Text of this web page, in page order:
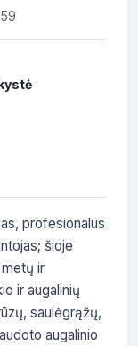
profesionalus
šioje
ir
ir augalinių
saulėgrąžų,
augalinio